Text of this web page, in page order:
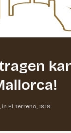
El Terreno, 1919